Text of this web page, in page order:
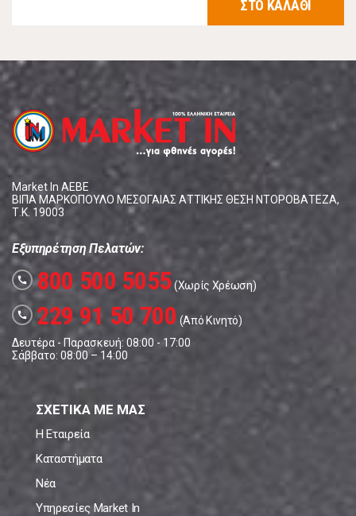
ΣΤΟ ΚΑΛΑΘΙ
Market In ΑΕΒΕ
ΒΙΠΑ ΜΑΡΚΟΠΟΥΛΟ ΜΕΣΟΓΑΙΑΣ ΑΤΤΙΚΗΣ ΘΕΣΗ ΝΤΟΡΟΒΑΤΕΖΑ,
Τ.Κ. 19003
Εξυπηρέτηση Πελατών:
call 800 500 5055(Χωρίς Χρέωση)
call 229 91 50 700 (Από Κινητό)
Δευτέρα - Παρασκευή: 08:00 - 17:00
Σάββατο: 08:00 – 14:00
ΣΧΕΤΙΚΑ ΜΕ ΜΑΣ
Η Εταιρεία
Καταστήματα
Νέα
Υπηρεσίες Market In